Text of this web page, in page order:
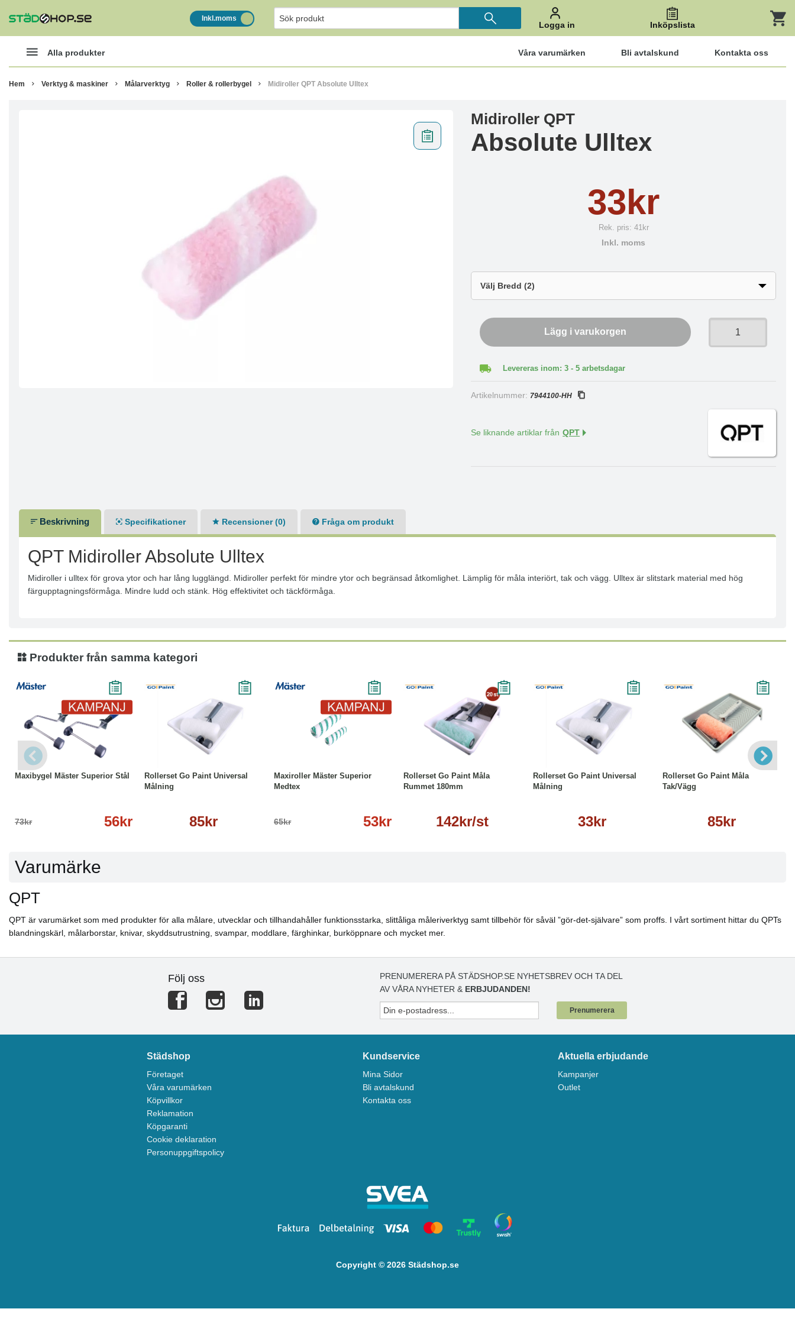
Inkl.moms
Logga in Inköpslista
Alla produkter Våra varumärken Bli avtalskund Kontakta oss
Hem Verktyg & maskiner Målarverktyg Roller & rollerbygel Midiroller QPT Absolute Ulltex
Midiroller QPT
Absolute Ulltex
33kr
Rek. pris: 41kr
Inkl. moms
Lägg i varukorgen
Levereras inom: 3 - 5 arbetsdagar
Artikelnummer: 7944100-HH
Se liknande artiklar från QPT
Beskrivning Specifikationer Recensioner (0) Fråga om produkt
QPT Midiroller Absolute Ulltex
Midiroller i ulltex för grova ytor och har lång lugglängd. Midiroller perfekt för mindre ytor och begränsad åtkomlighet. Lämplig för måla interiört, tak och vägg. Ulltex är slitstark material med hög
färgupptagningsförmåga. Mindre ludd och stänk. Hög effektivitet och täckförmåga.
Produkter från samma kategori
Maxibygel Mäster Superior Stål
73kr 56kr
-23% Läs mer
Rollerset Go Paint Universal
Målning
85kr
Läs mer
Maxiroller Mäster Superior
Medtex
65kr 53kr
Rollerset Go Paint Måla
Rummet 180mm
142kr/st
Läs mer
Rollerset Go Paint Universal
Målning
33kr
Läs mer
Rollerset Go Paint Måla
Tak/Vägg
85kr
Läs mer
Varumärke
QPT
QPT är varumärket som med produkter för alla målare, utvecklar och tillhandahåller funktionsstarka, slittåliga måleriverktyg samt tillbehör för såväl ”gör-det-självare” som proffs. I vårt sortiment hittar du QPTs
blandningskärl, målarborstar, knivar, skyddsutrustning, svampar, moddlare, färghinkar, burköppnare och mycket mer.
Följ oss
PRENUMERERA PÅ STÄDSHOP.SE NYHETSBREV OCH TA DEL
AV VÅRA NYHETER & ERBJUDANDEN!
Prenumerera
Städshop
Företaget
Våra varumärken
Köpvillkor
Reklamation
Köpgaranti
Cookie deklaration
Personuppgiftspolicy
Kundservice
Mina Sidor
Bli avtalskund
Kontakta oss
Aktuella erbjudande
Kampanjer
Outlet
Copyright © 2026 Städshop.se